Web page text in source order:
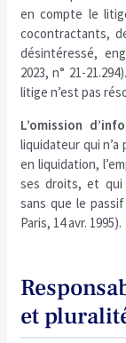
en compte le
cocontractants,
désintéressé,
2023, n° 21-
litige n’est pas
L’omission
liquidateur qui
en liquidation,
ses droits, et qui
sans que le
Paris, 14 avr. 1995).
et